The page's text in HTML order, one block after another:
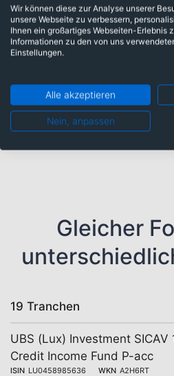
KON.FRIES.C. 24/UND FLR
DNB BANK 22/27 FLR MTN
TRATON FIN. 24/29 MTN
TEV.P.F.N.II 23/29
COBA FIX-RESET 23/33 SUB.
Gleicher
19 Tranchen
UBS (Lux) Investment SICAV
Credit Income Fund P-acc
ISIN LU0458985636 WKN A2H6RT
Wir können diese zur Analyse unserer
unsere Webseite zu verbessern,
Ihnen ein großartiges Webseiten-Erlebnis
Informationen zu den von uns
Einstellungen.
Alle akzeptieren
Nein, anpassen